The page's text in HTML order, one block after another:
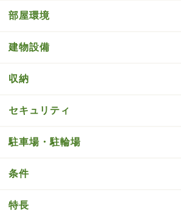
部屋環境
建物設備
収納
セキュリティ
駐車場・駐輪場
条件
特長